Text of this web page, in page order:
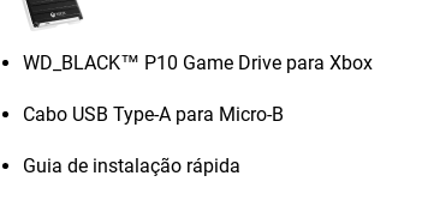
WD_BLACK™ P10 Game Drive para Xbox
Cabo USB Type-A para Micro-B
Guia de instalação rápida